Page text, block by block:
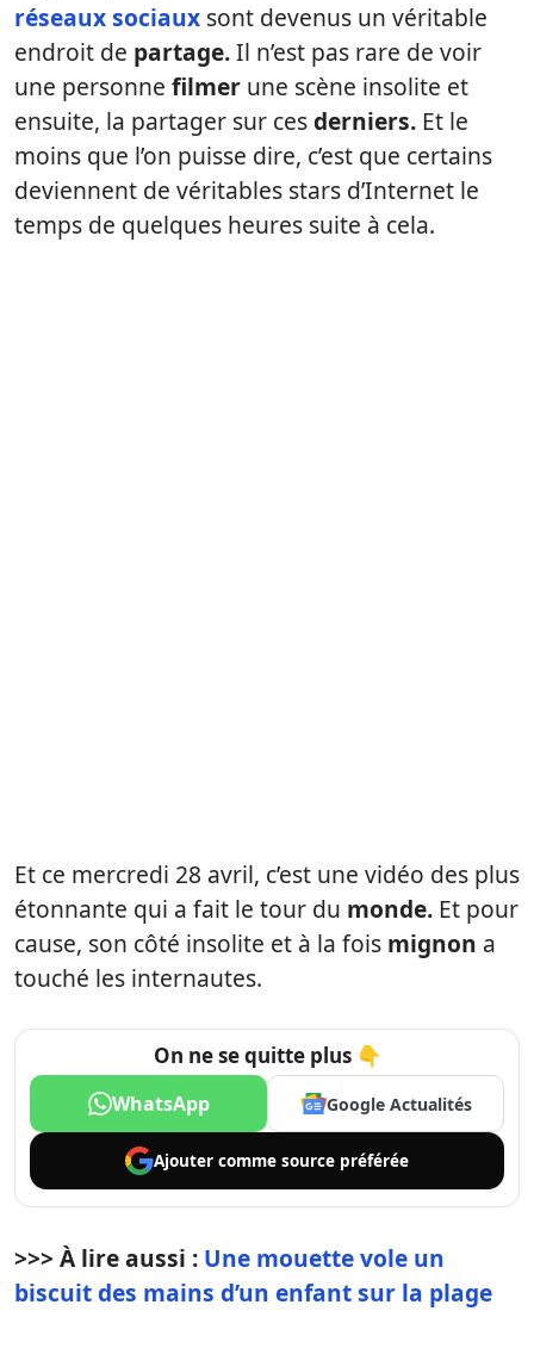
réseaux sociaux sont devenus un véritable
endroit de partage.Il n’est pas rare de voir
une personne filmer une scène insolite et
ensuite, la partager sur cesderniers. Et le
moins que l’on puisse dire, c’est que certains
deviennent de véritables stars d’Internet le
temps de quelques heures suite à cela.
Et ce mercredi 28 avril, c’est une vidéo des plus
étonnante qui a fait le tour du monde. Et pour
cause, son côté insolite et à la fois mignon a
touché les internautes.
On ne se quitte plus 👇
WhatsApp Google Actualités
Ajouter comme source préférée
>>> À lire aussi : Une mouette vole un
biscuit des mains d’un enfant sur la plage